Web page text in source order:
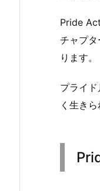
Pride
チャプ
ります。
プライ
く生き